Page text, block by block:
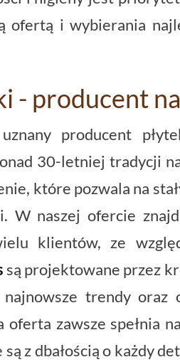
ofertą i wybierania
- producent
producent
30-letniej tradycji
które pozwala na
W naszej ofercie
klientów, ze
są projektowane przez
trendy oraz
oferta zawsze spełnia
z dbałością o każdy